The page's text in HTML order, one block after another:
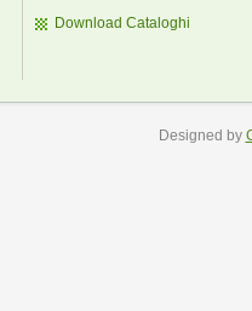
Download Cataloghi
Designed by